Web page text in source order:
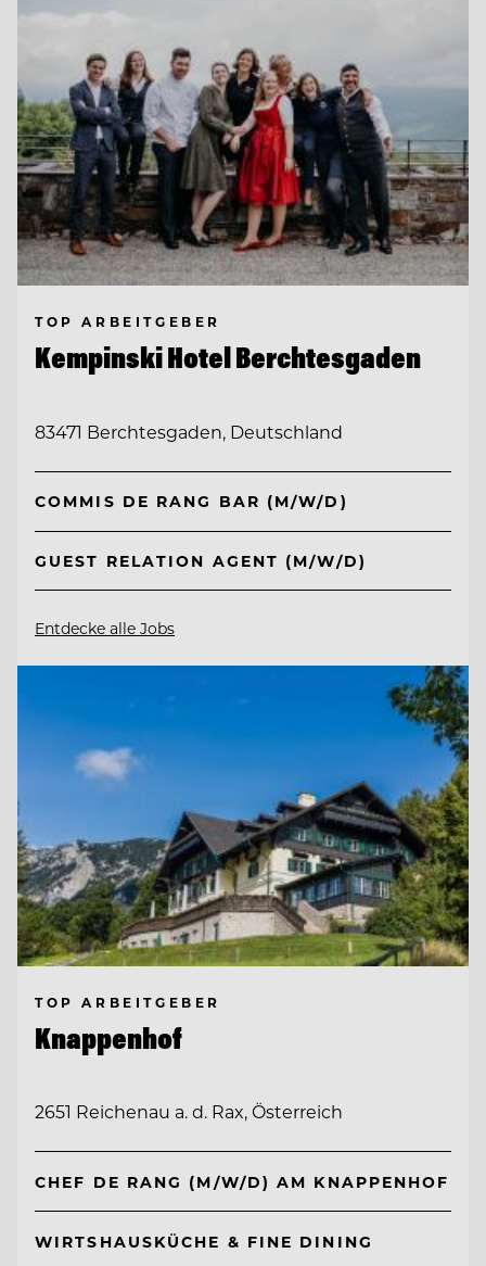
TOP ARBEITGEBER
Kempinski Hotel Berchtesgaden
83471 Berchtesgaden, Deutschland
COMMIS DE RANG BAR (M/W/D)
GUEST RELATION AGENT (M/W/D)
Entdecke alle Jobs
TOP ARBEITGEBER
Knappenhof
2651 Reichenau a. d. Rax, Österreich
CHEF DE RANG (M/W/D) AM KNAPPENHOF
WIRTSHAUSKÜCHE & FINE DINING